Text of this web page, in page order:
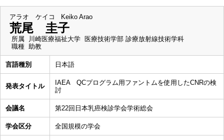
アラオ ケイコ Keiko Arao
荒尾 圭子
所属
川崎医療福祉大学 医療技術学部 診療放射線技術学科
職種 助教
言語種別 日本語
発表タイトル
IAEA QCプログラム用ファントムを使用したCNRの検
討
会議名 第22回日本乳癌検診学会学術総会
学会区分 全国規模の学会